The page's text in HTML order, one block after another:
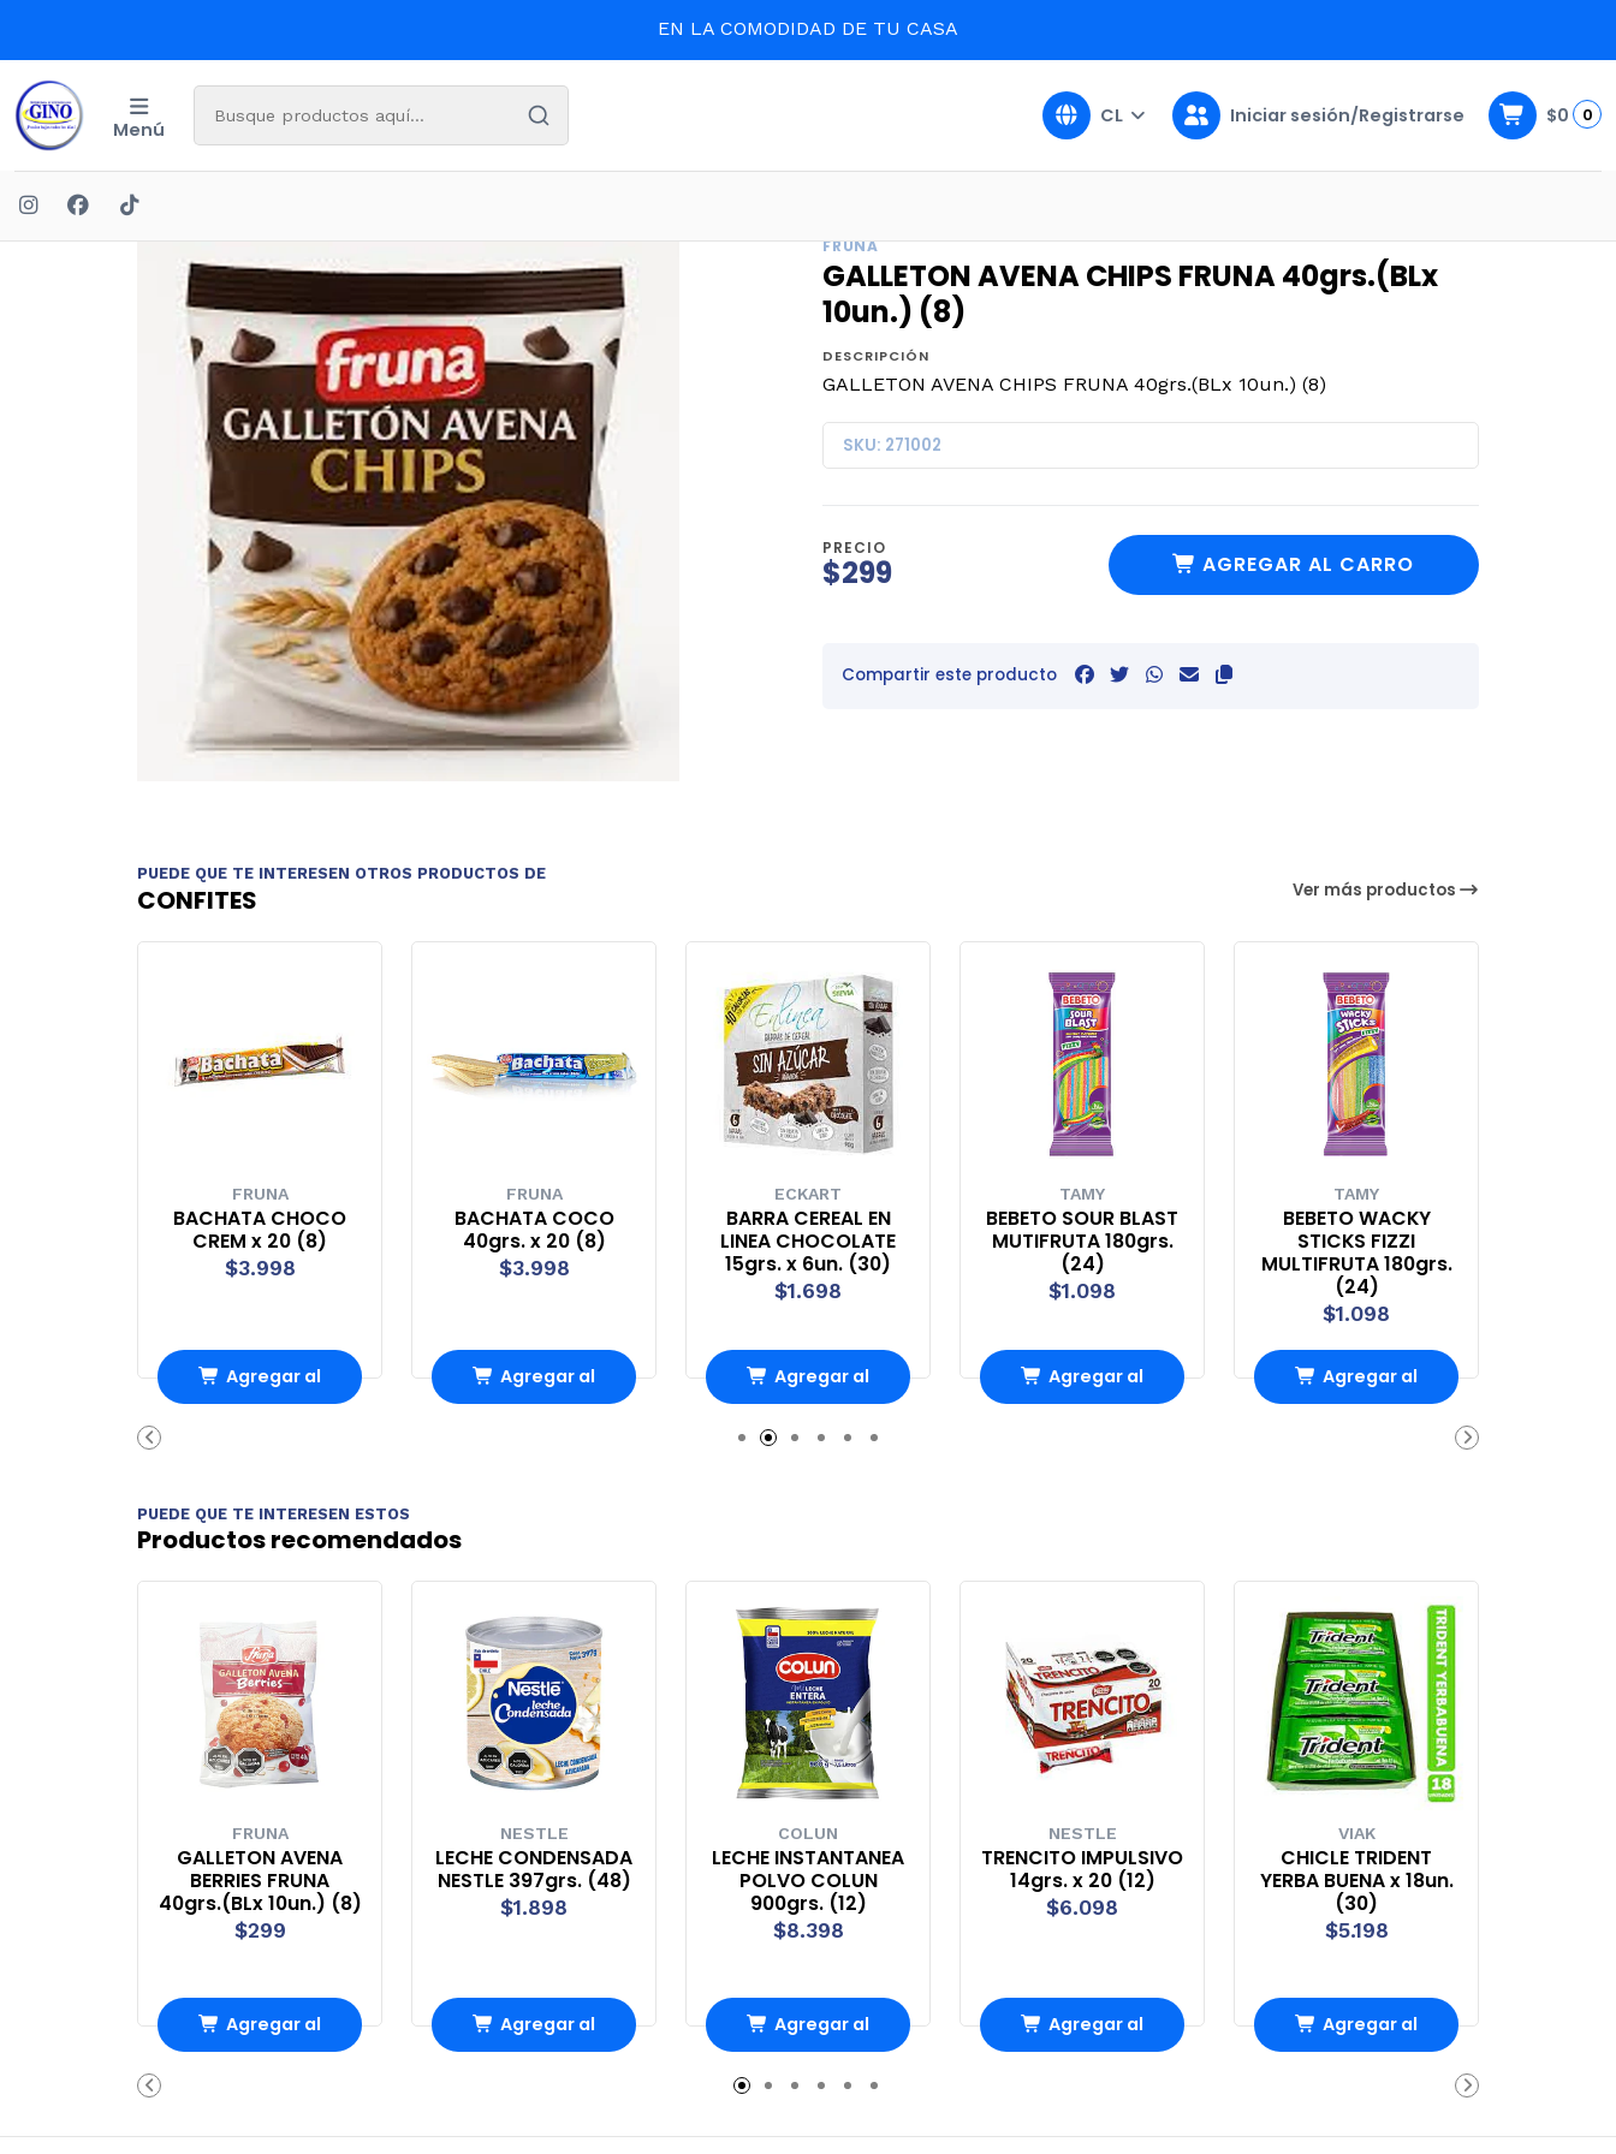
EN LA COMODIDAD DE TU CASA
Menú
CL Iniciar sesión/Registrarse $0 0
FRUNA
GALLETON AVENA CHIPS FRUNA 40grs.(BLx
10un.) (8)
DESCRIPCIÓN
GALLETON AVENA CHIPS FRUNA 40grs.(BLx 10un.) (8)
SKU: 271002
PRECIO
$299 AGREGAR AL CARRO
Compartir este producto
PUEDE QUE TE INTERESEN OTROS PRODUCTOS DE
CONFITES Ver más productos
FRUNA
BACHATA CHOCO
CREM x 20 (8)
$3.998
Agregar al
FRUNA
BACHATA COCO
40grs. x 20 (8)
$3.998
Agregar al
ECKART
BARRA CEREAL EN
LINEA CHOCOLATE
15grs. x 6un. (30)
$1.698
Agregar al
Carro
TAMY
BEBETO SOUR BLAST
MUTIFRUTA 180grs.
(24)
$1.098
Agregar al
TAMY
BEBETO WACKY
STICKS FIZZI
MULTIFRUTA 180grs.
(24)
$1.098
Agregar al
PUEDE QUE TE INTERESEN ESTOS
Productos recomendados
FRUNA
GALLETON AVENA
BERRIES FRUNA
40grs.(BLx 10un.) (8)
$299
Agregar al
NESTLE
LECHE CONDENSADA
NESTLE 397grs. (48)
$1.898
Agregar al
COLUN
LECHE INSTANTANEA
POLVO COLUN
900grs. (12)
$8.398
Agregar al
Carro
NESTLE
TRENCITO IMPULSIVO
14grs. x 20 (12)
$6.098
Agregar al
VIAK
CHICLE TRIDENT
YERBA BUENA x 18un.
(30)
$5.198
Agregar al